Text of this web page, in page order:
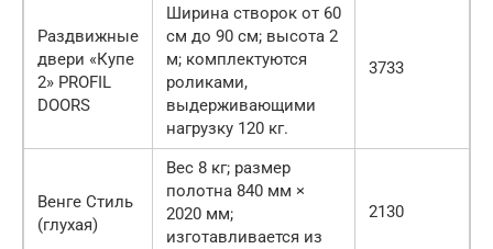
Раздвижные
двери «Купе
2» PROFIL
DOORS
Ширина створок от 60
см до 90 см; высота 2
м; комплектуются
роликами,
выдерживающими
нагрузку 120 кг.
3733
Венге Стиль
(глухая)
Вес 8 кг; размер
полотна 840 мм ×
2020 мм;
изготавливается из
2130